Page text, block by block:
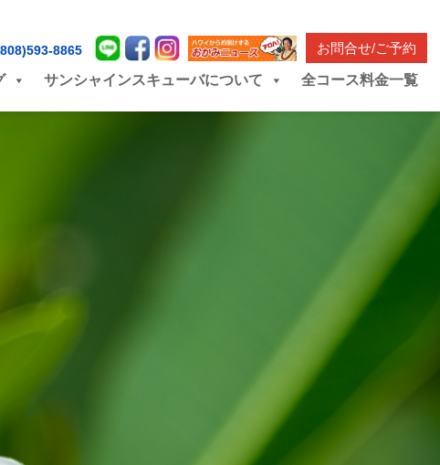
8865 お問合せ/ご予約
サンシャインスキューバについて 全コース料金一覧